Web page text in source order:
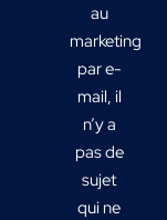
au
marketing
par e-
mail, il
n’y a
pas de
sujet
qui ne